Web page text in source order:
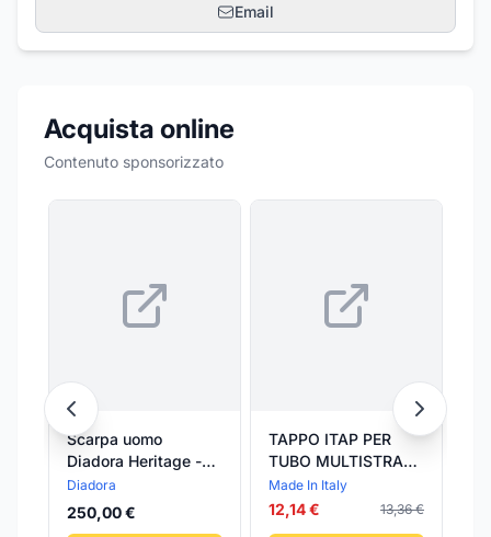
Email
Acquista online
Contenuto sponsorizzato
Scarpa uomo
Diadora Heritage -
Sneaker N9000 H
ITA Design - Nero
Ferrari Red Italy
Diadora
250,00 €
TAPPO ITAP PER
TUBO MULTISTRATO
Dm 20 MADE IN
ITALY
Made In Italy
12,14 € 13,36 €